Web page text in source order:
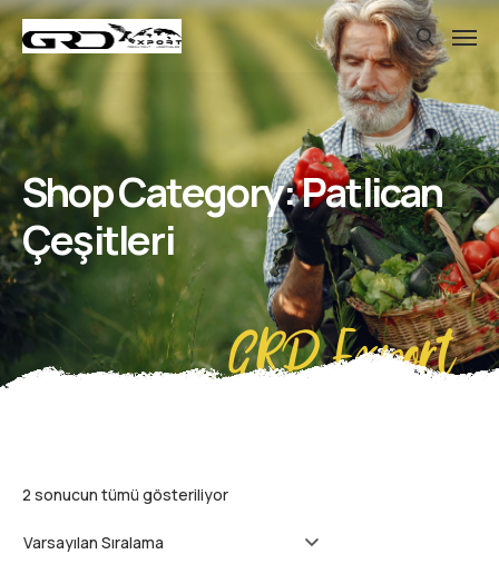
Shop Category: Patlican
Çeşitleri
GRD Export
2 sonucun tümü gösteriliyor